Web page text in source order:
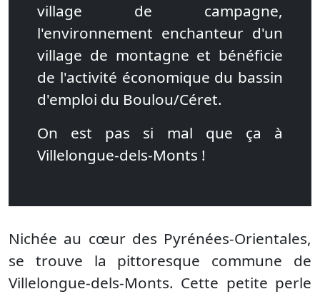
village de campagne,
l'environnement enchanteur d'un
village de montagne et bénéficie
de l'activité économique du bassin
d'emploi du Boulou/Céret.
On est pas si mal que ça à
Villelongue-dels-Monts !
Nichée au cœur des Pyrénées-Orientales,
se trouve la pittoresque commune de
Villelongue-dels-Monts. Cette petite perle